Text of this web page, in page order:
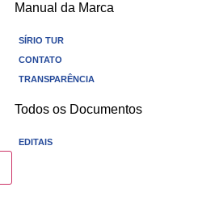
Manual da Marca
SÍRIO TUR
CONTATO
TRANSPARÊNCIA
Todos os Documentos
EDITAIS